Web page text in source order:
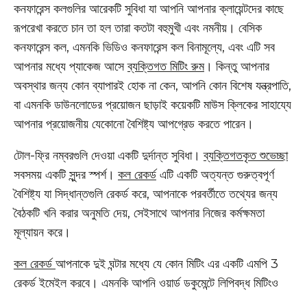
কনফারেন্স কলগুলির আরেকটি সুবিধা যা আপনি আপনার ক্লায়েন্টদের কাছে
রূপরেখা করতে চান তা হল তারা কতটা বহুমুখী এবং নমনীয়। বেসিক
কনফারেন্স কল, এমনকি ভিডিও কনফারেন্স কল বিনামূল্যে, এবং এটি সব
আপনার মধ্যে প্যাকেজ আসেব্যক্তিগত মিটিং রুম। কিন্তু আপনার
অবস্থার জন্য কোন ব্যাপারই হোক না কেন, আপনি কোন বিশেষ যন্ত্রপাতি,
বা এমনকি ডাউনলোডের প্রয়োজন ছাড়াই কয়েকটি মাউস ক্লিকের সাহায্যে
আপনার প্রয়োজনীয় যেকোনো বৈশিষ্ট্য আপগ্রেড করতে পারেন।
টোল-ফ্রি নম্বরগুলি দেওয়া একটি দুর্দান্ত সুবিধা।ব্যক্তিগতকৃত শুভেচ্ছা
সবসময় একটি সুন্দর স্পর্শ। কল রেকর্ডএটি একটি অত্যন্ত গুরুত্বপূর্ণ
বৈশিষ্ট্য যা সিদ্ধান্তগুলি রেকর্ড করে, আপনাকে পরবর্তীতে তথ্যের জন্য
বৈঠকটি খনি করার অনুমতি দেয়, সেইসাথে আপনার নিজের কর্মক্ষমতা
মূল্যায়ন করে।
কল রেকর্ডআপনাকে দুই ঘন্টার মধ্যে যে কোন মিটিং এর একটি এমপি 3
রেকর্ড ইমেইল করবে। এমনকি আপনি ওয়ার্ড ডকুমেন্টে লিপিবদ্ধ মিটিংও